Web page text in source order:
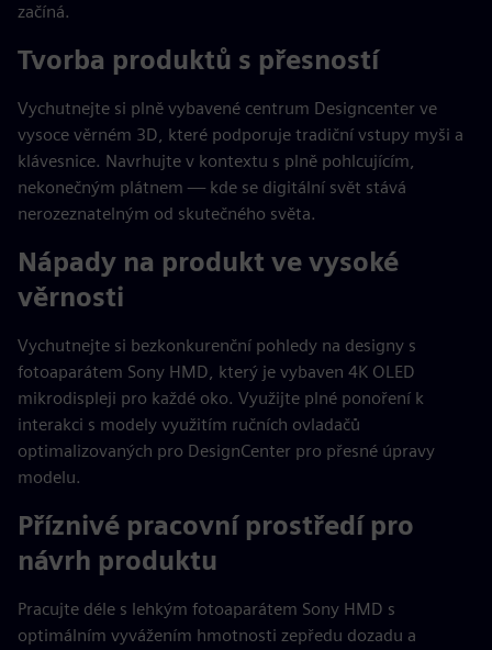
začíná.
Tvorba produktů s přesností
Vychutnejte si plně vybavené centrum Designcenter ve
vysoce věrném 3D, které podporuje tradiční vstupy myši a
klávesnice. Navrhujte v kontextu s plně pohlcujícím,
nekonečným plátnem — kde se digitální svět stává
nerozeznatelným od skutečného světa.
Nápady na produkt ve vysoké
věrnosti
Vychutnejte si bezkonkurenční pohledy na designy s
fotoaparátem Sony HMD, který je vybaven 4K OLED
mikrodispleji pro každé oko. Využijte plné ponoření k
interakci s modely využitím ručních ovladačů
optimalizovaných pro DesignCenter pro přesné úpravy
modelu.
Příznivé pracovní prostředí pro
návrh produktu
Pracujte déle s lehkým fotoaparátem Sony HMD s
optimálním vyvážením hmotnosti zepředu dozadu a